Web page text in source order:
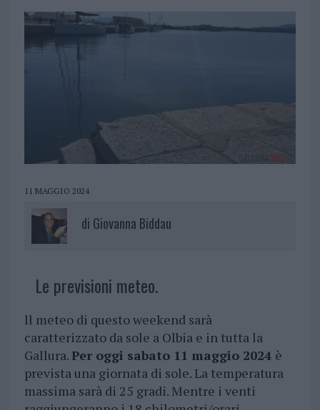
11 MAGGIO 2024
di Giovanna Biddau
Le previsioni meteo.
ll meteo di questo weekend sarà
caratterizzato da sole a Olbia e in tutta la
Gallura.Per oggi sabato 11 maggio 2024 è
prevista una giornata di sole. La temperatura
massima sarà di 25 gradi. Mentre i venti